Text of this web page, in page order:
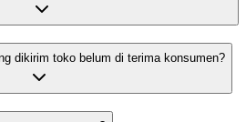
dikirim toko belum di terima konsumen?